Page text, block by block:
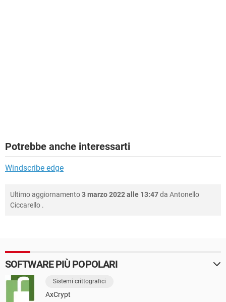
Potrebbe anche interessarti
Windscribe edge
Ultimo aggiornamento3 marzo 2022 alle 13:47da Antonello
Ciccarello .
SOFTWARE PIÙ POPOLARI
Sistemi crittografici
AxCrypt